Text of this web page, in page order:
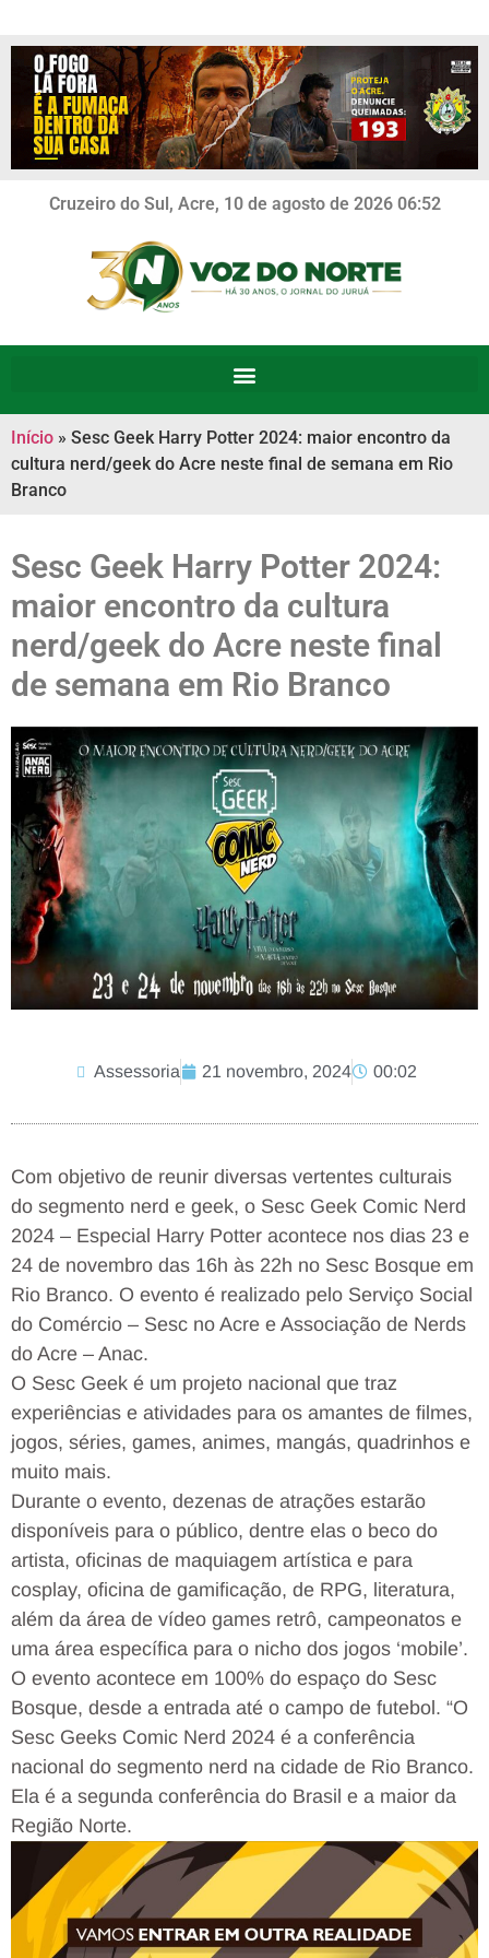
Cruzeiro do Sul, Acre, 10 de agosto de 2026 06:52
Início » Sesc Geek Harry Potter 2024: maior encontro da
cultura nerd/geek do Acre neste final de semana em Rio
Branco
Sesc Geek Harry Potter 2024:
maior encontro da cultura
nerd/geek do Acre neste final
de semana em Rio Branco
Assessoria 21 novembro, 2024 00:02
Com objetivo de reunir diversas vertentes culturais
do segmento nerd e geek, o Sesc Geek Comic Nerd
2024 – Especial Harry Potter acontece nos dias 23 e
24 de novembro das 16h às 22h no Sesc Bosque em
Rio Branco. O evento é realizado pelo Serviço Social
do Comércio – Sesc no Acre e Associação de Nerds
do Acre – Anac.
O Sesc Geek é um projeto nacional que traz
experiências e atividades para os amantes de filmes,
jogos, séries, games, animes, mangás, quadrinhos e
muito mais.
Durante o evento, dezenas de atrações estarão
disponíveis para o público, dentre elas o beco do
artista, oficinas de maquiagem artística e para
cosplay, oficina de gamificação, de RPG, literatura,
além da área de vídeo games retrô, campeonatos e
uma área específica para o nicho dos jogos ‘mobile’.
O evento acontece em 100% do espaço do Sesc
Bosque, desde a entrada até o campo de futebol. “O
Sesc Geeks Comic Nerd 2024 é a conferência
nacional do segmento nerd na cidade de Rio Branco.
Ela é a segunda conferência do Brasil e a maior da
Região Norte.